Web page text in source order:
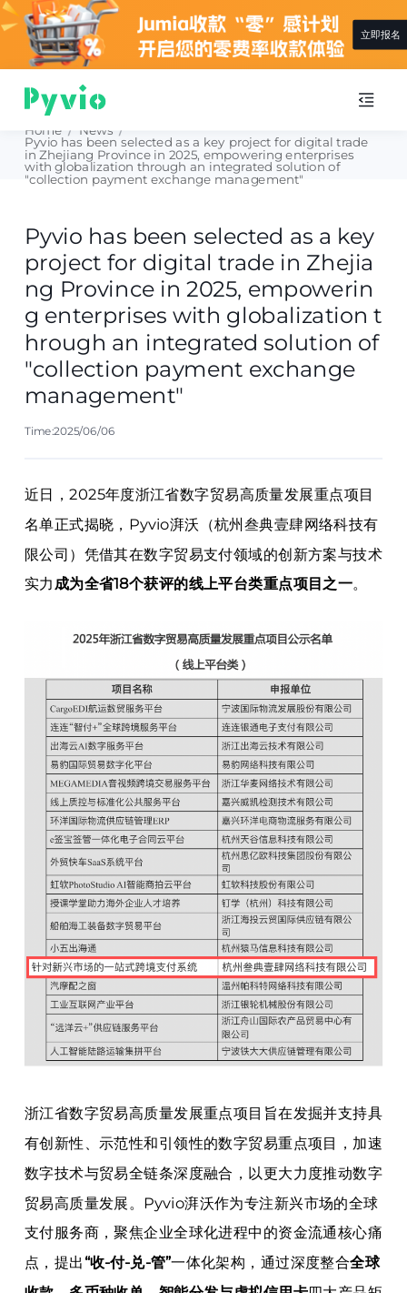
立即报名
Home / News /
Pyvio has been selected as a key project for digital trade
in Zhejiang Province in 2025, empowering enterprises
with globalization through an integrated solution of
"collection payment exchange management"
Pyvio has been selected as a key
project for digital trade in Zhejia
ng Province in 2025, empowerin
g enterprises with globalization t
hrough an integrated solution of
"collection payment exchange
management"
Time:2025/06/06
近日，2025年度浙江省数字贸易高质量发展重点项目
名单正式揭晓，Pyvio湃沃（杭州叁典壹肆网络科技有
限公司）凭借其在数字贸易支付领域的创新方案与技术
实力成为全省18个获评的线上平台类重点项目之一。
浙江省数字贸易高质量发展重点项目旨在发掘并支持具
有创新性、示范性和引领性的数字贸易重点项目，加速
数字技术与贸易全链条深度融合，以更大力度推动数字
贸易高质量发展。Pyvio湃沃作为专注新兴市场的全球
支付服务商，聚焦企业全球化进程中的资金流通核心痛
点，提出“收-付-兑-管”一体化架构，通过深度整合全球